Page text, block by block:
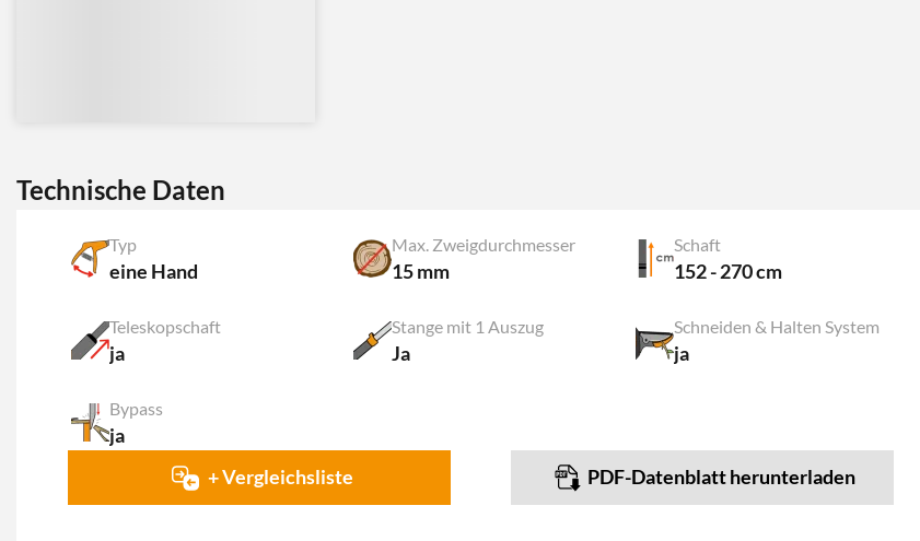
Technische Daten
Typ
eine Hand
Max. Zweigdurchmesser
15 mm
Schaft
152 - 270 cm
Teleskopschaft
ja
Stange mit 1 Auszug
Ja
Schneiden & Halten System
ja
Bypass
ja
+ Vergleichsliste PDF-Datenblatt herunterladen